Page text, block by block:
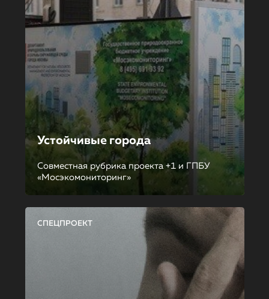
Устойчивые города
Совместная рубрика проекта +1 и ГПБУ
«Мосэкомониторинг»
СПЕЦПРОЕКТ